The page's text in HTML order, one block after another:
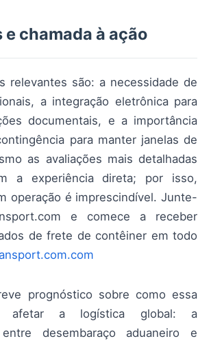
e chamada à ação
relevantes são: a necessidade de
a integração eletrônica para
documentais, e a importância
para manter janelas de
as avaliações mais detalhadas
a experiência direta; por isso,
operação é imprescindível. Junte-
e comece a receber
de frete de contêiner em todo
prognóstico sobre como essa
afetar a logística global: a
entre desembaraço aduaneiro e